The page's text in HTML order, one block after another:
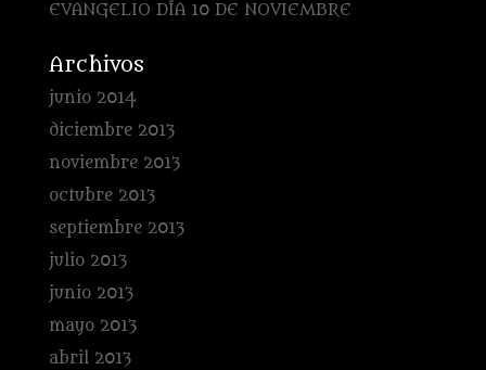
EVANGELIO DÍA 10 DE NOVIEMBRE
Archivos
junio 2014
diciembre 2013
noviembre 2013
octubre 2013
septiembre 2013
julio 2013
junio 2013
mayo 2013
abril 2013